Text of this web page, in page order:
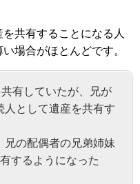
共有することになる人
場合がほとんどです。
有していたが、兄が
人として遺産を共有す
兄の配偶者の兄弟姉妹
するようになった